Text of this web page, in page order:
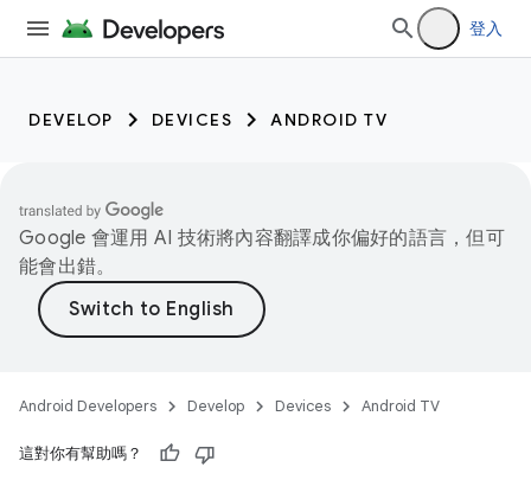
登入
DEVELOP DEVICES ANDROID TV
Google 會運用 AI 技術將內容翻譯成你偏好的語言，但可
能會出錯。
Android Developers Develop Devices Android TV
這對你有幫助嗎？